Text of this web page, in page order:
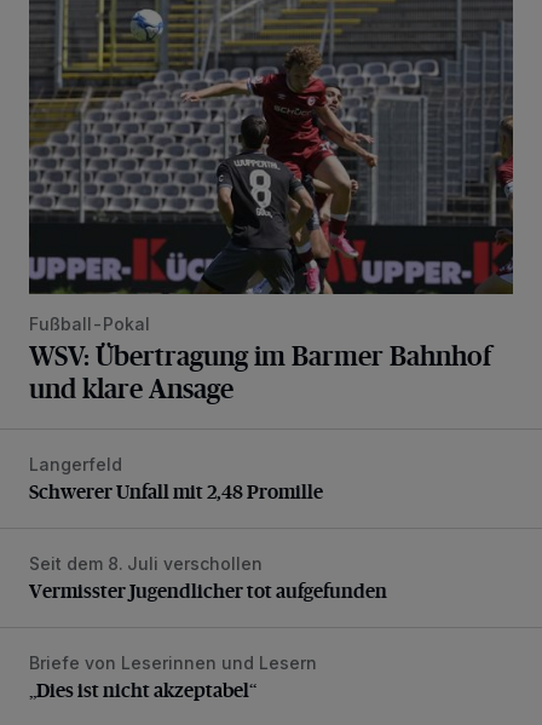
WSV: Übertragung im Barmer Bahnhof und klare Ansage
Fußball-Pokal
WSV: Übertragung im Barmer Bahnhof
und klare Ansage
Schwerer Unfall mit 2,48 Promille
Langerfeld
Schwerer Unfall mit 2,48 Promille
Vermisster Jugendlicher tot aufgefunden
Seit dem 8. Juli verschollen
Vermisster Jugendlicher tot aufgefunden
„Dies ist nicht akzeptabel“
Briefe von Leserinnen und Lesern
„Dies ist nicht akzeptabel“